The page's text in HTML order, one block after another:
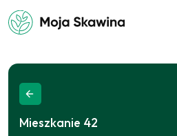
Mieszkanie 42